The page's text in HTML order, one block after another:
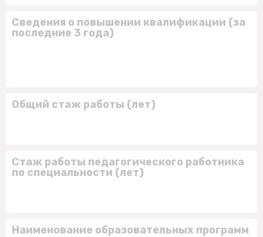
Сведения о повышении квалификации (за
последние 3 года)
Общий стаж работы (лет)
Стаж работы педагогического работника
по специальности (лет)
Наименование образовательных программ